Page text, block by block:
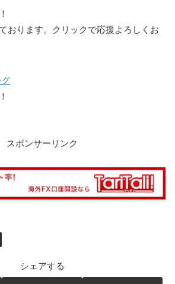
おります。クリックで応援よろしくお
グ
スポンサーリンク
シェアする